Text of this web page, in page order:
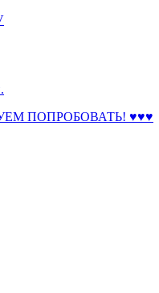
ПОПРОБОВАТЬ! ♥♥♥